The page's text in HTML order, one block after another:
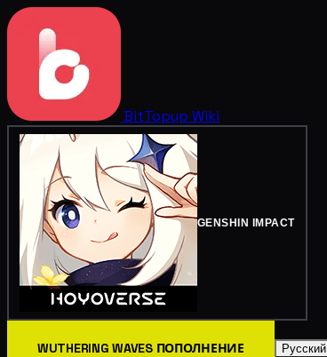
BitTopup Wiki
GENSHIN IMPACT
WUTHERING WAVES ПОПОЛНЕНИЕ Русский